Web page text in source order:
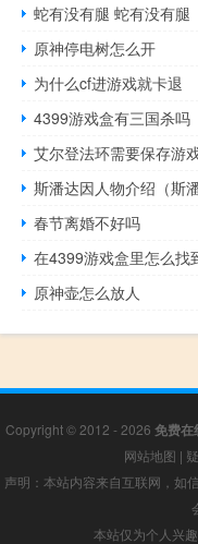
蛇有没有腿 蛇有没有腿
原神停电树怎么开
为什么cf进游戏就卡退
4399游戏盒有三国杀吗
艾尔登法环需要保存游
斯潘达因人物介绍（斯
春节离婚不好吗
在4399游戏盒里怎么找
原神壶怎么放人
Copyright © 2012 - 2026 免费在
网站地图 |
声明：本站内容来自互联网，如
本站仅为个人兴